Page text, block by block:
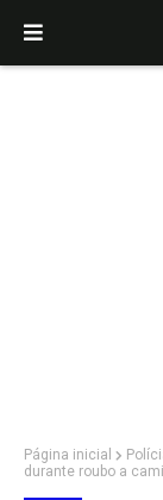
Página inicial
durante roubo a